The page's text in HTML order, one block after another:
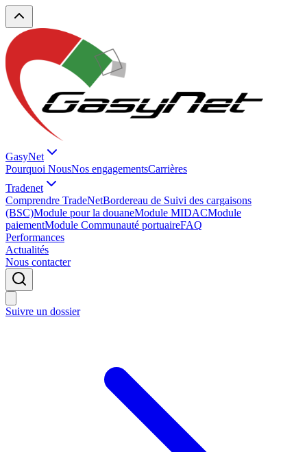
GasyNet
Pourquoi NousNos engagementsCarrières
Tradenet
Comprendre TradeNetBordereau de Suivi des cargaisons
(BSC)Module pour la douaneModule MIDACModule
paiementModule Communauté portuaireFAQ
Performances
Actualités
Nous contacter
Suivre un dossier